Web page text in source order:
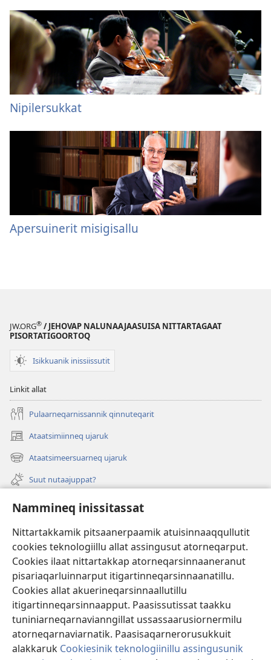
Nammineq inissitassat
Nittartakkamik pitsaanerpaamik atuisinnaaqqullutit
cookies teknologiillu allat assingusut atorneqarput.
Cookies ilaat nittartakkap atorneqarsinnaaneranut
pisariaqarluinnarput itigartinneqarsinnaanatillu.
Cookies allat akuerineqarsinnaallutillu
itigartinneqarsinnaapput. Paasissutissat taakku
tuniniarneqarnavianngillat ussassaarusiornermilu
atorneqarnaviarnatik. Paasisaqarnerorusukkuit
alakkaruk Cookiesinik teknologiinillu assingusunik
Nipilersukkat
Apersuinerit misigisallu
JW.ORG® / JEHOVAP NALUNAAJAASUISA NITTARTAGAAT
PISORTATIGOORTOQ
Isikkuanik inissiissutit
Linkit allat
Pulaarneqarnissannik qinnuteqarit
Ataatsimiinneq ujaruk
(opens
new
window)
Ataatsimeersuarneq ujaruk
(opens
new
window)
Suut nutaajuppat?
Isiginnaagassiat
Tunissuteqarneq
(opens
new
window)INTERNETIKKUT ATUAGAATEQARFIK Watchtower™
(opens
new
window)JW Hub ®
(opens
new
window)